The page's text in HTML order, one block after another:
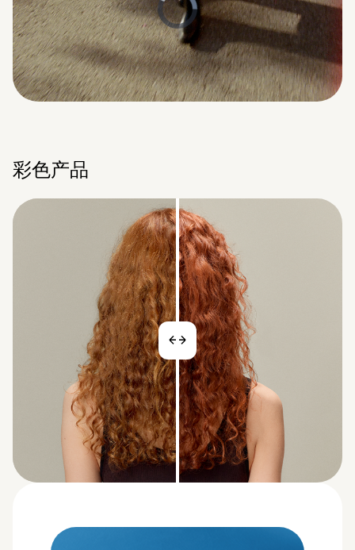
Loaded:
0%
Progress:
0%
Remaining
彩色产品